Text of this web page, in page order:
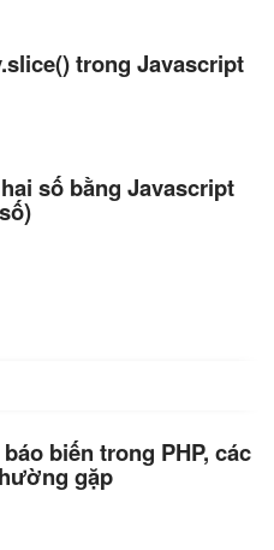
trong Javascript
số bằng Javascript
biến trong PHP, các
gặp